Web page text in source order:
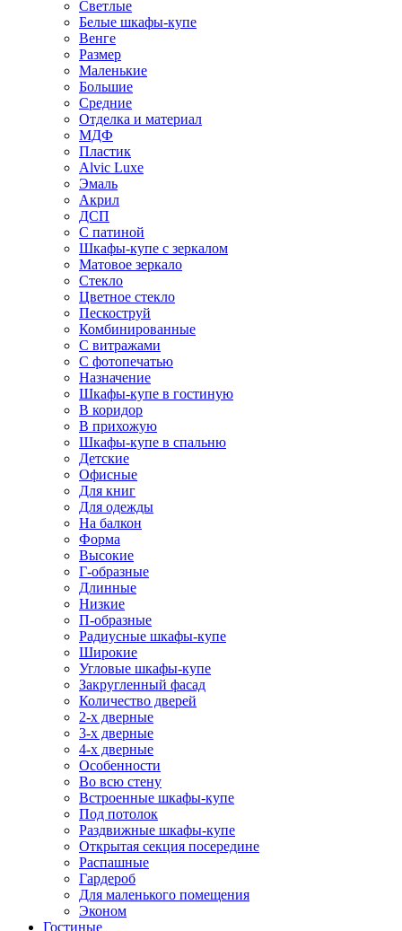
Светлые
Белые шкафы-купе
Венге
Размер
Маленькие
Большие
Средние
Отделка и материал
МДФ
Пластик
Alvic Luxe
Эмаль
Акрил
ДСП
С патиной
Шкафы-купе с зеркалом
Матовое зеркало
Стекло
Цветное стекло
Пескоструй
Комбинированные
С витражами
С фотопечатью
Назначение
Шкафы-купе в гостиную
В коридор
В прихожую
Шкафы-купе в спальню
Детские
Офисные
Для книг
Для одежды
На балкон
Форма
Высокие
Г-образные
Длинные
Низкие
П-образные
Радиусные шкафы-купе
Широкие
Угловые шкафы-купе
Закругленный фасад
Количество дверей
2-х дверные
3-х дверные
4-х дверные
Особенности
Во всю стену
Встроенные шкафы-купе
Под потолок
Раздвижные шкафы-купе
Открытая секция посередине
Распашные
Гардероб
Для маленького помещения
Эконом
Гостиные